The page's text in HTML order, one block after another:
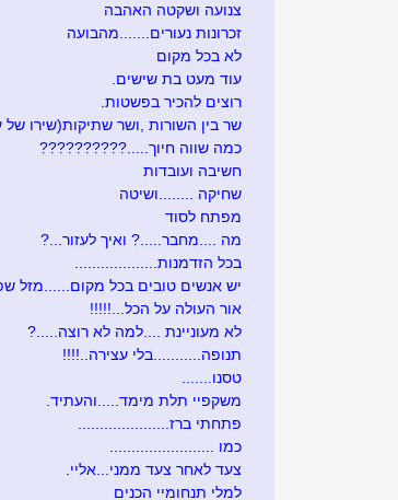
צנועה ושקטה האהבה
זכרונות נעורים.......מהבועה
לא בכל מקום
עוד מעט בת שישים.
רוצים להכיר בפשטות.
שר בין השורות ,ושר שתיקות(שירו של
כמה שווה חיוך.....??????????
חשיבה ועובדות
שחיקה ........ושיטה
מפתח לסוד
מה ....מחבר.....? ואיך לעזור...?
בכל הזדמנות...................
יש אנשים טובים בכל מקום......מזל
אור העולה על הכל...!!!!!
לא מעוניינת ....למה לא רוצה.....?
תנופה...........בלי עצירה..!!!!
טסנו.......
משקפיי תלת מימד.....והעתיד.
פתחתי ברז.....................
כמו ........................
צעד לאחר צעד ממני...אליי.
למלי תנחומיי הכנים